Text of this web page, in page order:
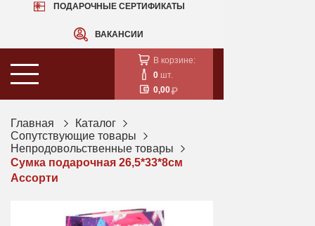
ПОДАРОЧНЫЕ СЕРТИФИКАТЫ
ВАКАНСИИ
В корзине:
0 шт.
0,00
Главная
Каталог
Сопутствующие товары
Непродовольственные товары
Сумка подарочная 26,5*33*8см
Ассорти